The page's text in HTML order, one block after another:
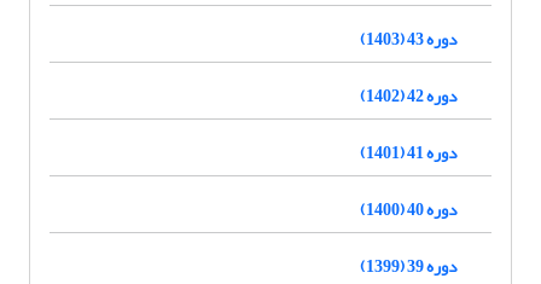
دوره 43 (1403)
دوره 42 (1402)
دوره 41 (1401)
دوره 40 (1400)
دوره 39 (1399)